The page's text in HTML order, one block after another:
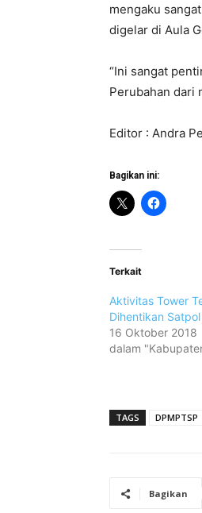
mengaku
digelar di Aula
“Ini sangat
Perubahan dari
Editor : Andra
Bagikan ini:
Terkait
Aktivitas Tower
Dihentikan Satpol
16 Oktober 2018
dalam
TAGS DPMPTSP
Bagikan